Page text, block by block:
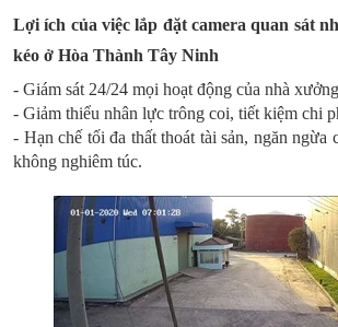
Lợi ích của việc lắp đặt camera quan sát
kéo ở Hòa Thành Tây Ninh
- Giám sát 24/24 mọi hoạt động của nhà
- Giảm thiểu nhân lực trông coi, tiết kiệm chi
- Hạn chế tối đa thất thoát tài sản, ngăn ngừa
không nghiêm túc.